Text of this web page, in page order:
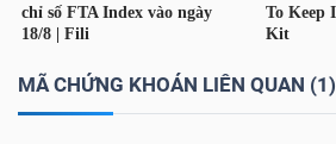
MÃ CHỨNG KHOÁN LIÊN QUAN (1)
YẾU